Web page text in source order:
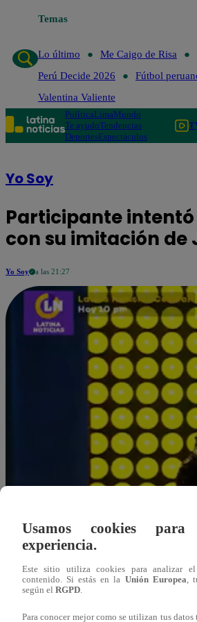
TemasLo último
Lo último
Me Caigo de Risa
Perú Decide 2026
Fútbol
Valentina Valiente
PolíticaLimaMundo
Te ayudoTendencias
DeportesEspectáculos
Yo Soy
Participante intentó
con su imitación de
Yo Soy a las 21:27
Alonso Almonte
Usamos cookies
experiencia.
Este sitio utiliza cookies para analizar
contenido. Si estás en la Unión Europea,
según el RGPD.
Para conocer mejor como se utilizan tus